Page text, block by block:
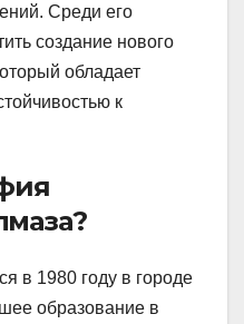
Среди его
создание нового
обладает
к
в 1980 году в городе
образование в